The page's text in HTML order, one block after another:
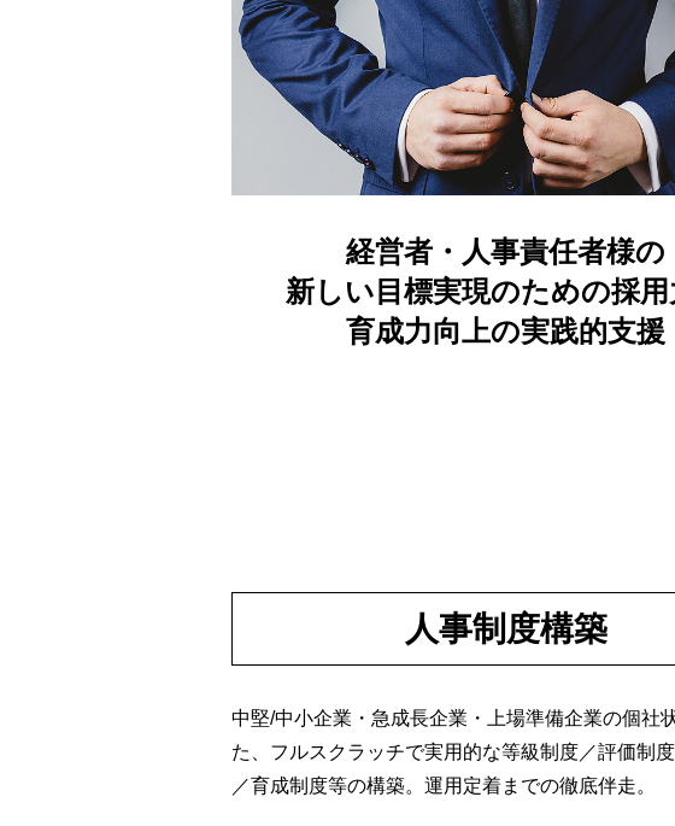
経営者・人事責任者様の
新しい目標実現のための採用
育成力向上の実践的支援
人事制度構築
中堅/中小企業・急成長企業・上場準備企業の個社
た、フルスクラッチで実用的な等級制度／評価制
／育成制度等の構築。運用定着までの徹底伴走。